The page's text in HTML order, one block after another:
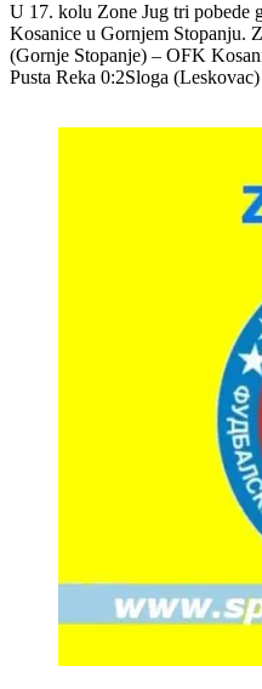
U 17. kolu Zone Jug tri pobede
Kosanice u Gornjem Stopanju.
(Gornje Stopanje) – OFK
Pusta Reka 0:2Sloga